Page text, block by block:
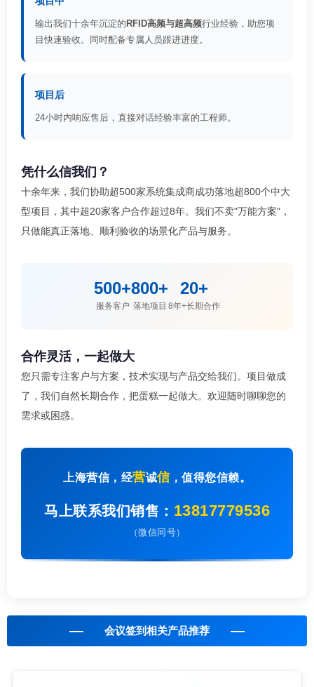
输出我们十余年沉淀的 RFID高频与超高频行业经验，助您项
目快速验收。同时配备专属人员跟进进度。
项目后
24小时内响应售后，直接对话经验丰富的工程师。
凭什么信我们？
十余年来，我们协助超500家系统集成商成功落地超800个中大
型项目，其中超20家客户合作超过8年。我们不卖"万能方案"，
只做能真正落地、顺利验收的场景化产品与服务。
500+
服务客户
800+
落地项目
20+
8年+长期合作
合作灵活，一起做大
您只需专注客户与方案，技术实现与产品交给我们。项目做成
了，我们自然长期合作，把蛋糕一起做大。欢迎随时聊聊您的
需求或困惑。
上海营信，经营诚信，值得您信赖。
马上联系我们销售： 13817779536
（微信同号）
会议签到相关产品推荐